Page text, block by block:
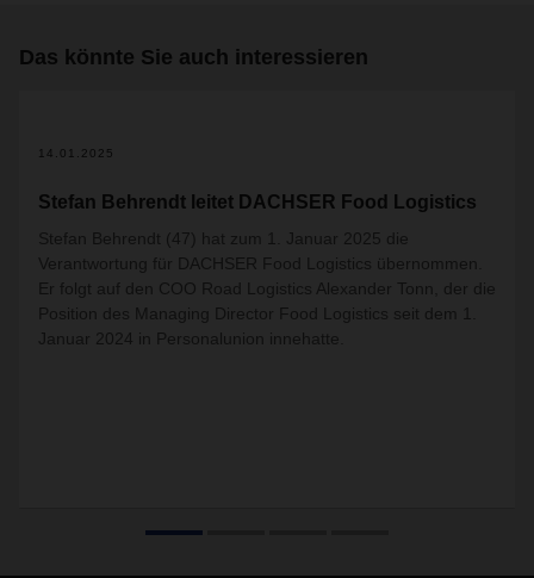
Das könnte Sie auch interessieren
14.01.2025
Stefan Behrendt leitet DACHSER Food Logistics
Stefan Behrendt (47) hat zum 1. Januar 2025 die
Verantwortung für DACHSER Food Logistics übernommen.
Er folgt auf den COO Road Logistics Alexander Tonn, der die
Position des Managing Director Food Logistics seit dem 1.
Januar 2024 in Personalunion innehatte.